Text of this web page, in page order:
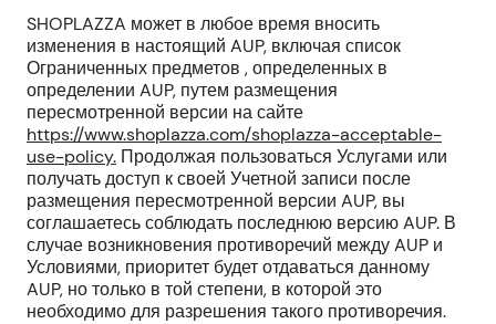
SHOPLAZZA может в любое время вносить
изменения в настоящий AUP, включая список
Ограниченных предметов , определенных в
определении AUP, путем размещения
пересмотренной версии на сайте
https://www.shoplazza.com/shoplazza-acceptable-
use-policy. Продолжая пользоваться Услугами или
получать доступ к своей Учетной записи после
размещения пересмотренной версии AUP, вы
соглашаетесь соблюдать последнюю версию AUP. В
случае возникновения противоречий между AUP и
Условиями, приоритет будет отдаваться данному
AUP, но только в той степени, в которой это
необходимо для разрешения такого противоречия.